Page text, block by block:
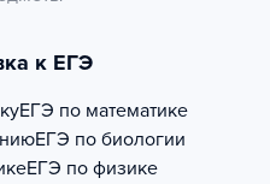
к ЕГЭ
ЕГЭ по математике
ЕГЭ по биологии
ЕГЭ по физике